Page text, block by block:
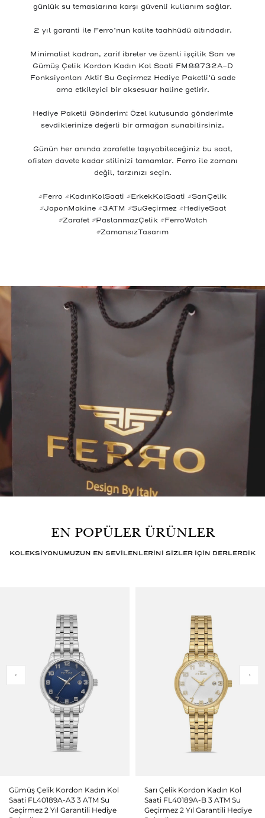
günlük su temaslarına karşı güvenli kullanım sağlar.
2 yıl garanti ile Ferro’nun kalite taahhüdü altındadır.
Minimalist kadran, zarif ibreler ve özenli işçilik Sarı ve
Gümüş Çelik Kordon Kadın Kol Saati FM88732A-D
Fonksiyonları Aktif Su Geçirmez Hediye Paketli’ü sade
ama etkileyici bir aksesuar haline getirir.
Hediye Paketli Gönderim: Özel kutusunda gönderimle
sevdiklerinize değerli bir armağan sunabilirsiniz.
Günün her anında zarafetle taşıyabileceğiniz bu saat,
ofisten davete kadar stilinizi tamamlar. Ferro ile zamanı
değil, tarzınızı seçin.
#Ferro #KadınKolSaati #ErkekKolSaati #SarıÇelik
#JaponMakine #3ATM #SuGeçirmez #HediyeSaat
#Zarafet #PaslanmazÇelik #FerroWatch
#ZamansızTasarım
EN POPÜLER ÜRÜNLER
KOLEKSİYONUMUZUN EN SEVİLENLERİNİ SİZLER İÇİN DERLERDİK
Gümüş Çelik Kordon Kadın Kol
Saati FL40189A-A3 3 ATM Su
Geçirmez 2 Yıl Garantili Hediye
Sarı Çelik Kordon Kadın Kol
Saati FL40189A-B 3 ATM Su
Geçirmez 2 Yıl Garantili Hediye